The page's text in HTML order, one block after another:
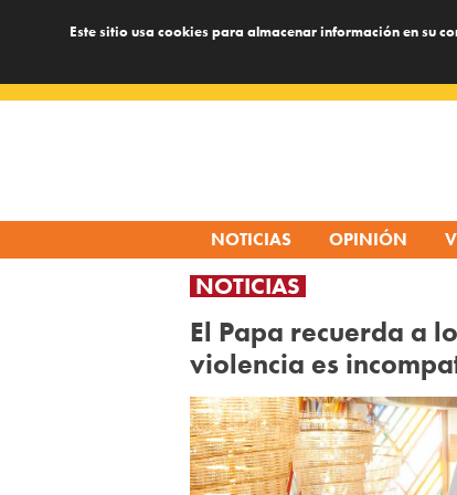
Este sitio usa cookies para almacenar información en su
NOTICIAS OPINIÓN
NOTICIAS
El Papa recuerda a
violencia es